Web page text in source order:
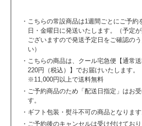
・こちらの常設商品は1週間ごとにご予約
日・金曜日に発送いたします。（予定
ございますので発送予定日をご確認の
い）
・こちらの商品は、クール宅急便【通常
220円（税込）】でお届けいたします。
※11,000円以上で送料無料
・ご予約商品のため「配送日指定」はお
す。
・ギフト包装・熨斗不可の商品となります
・ご予約後のキャンセルは受け付けてお